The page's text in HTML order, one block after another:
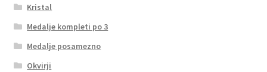
Kristal
Medalje kompleti po 3
Medalje posamezno
Okvirji